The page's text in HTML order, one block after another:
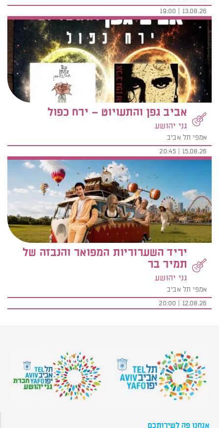
13.08.26 | 19:00
אביב גפן והתעויוט – ירח כפול
גני יהושע
אמפי תל אביב
15.08.26 | 20:45
יריד השערוריות המפואר והנבזה של
תמיר בר
גני יהושע
אמפי תל אביב
12.08.26 | 20:00
אנחנו פה לשירותכם